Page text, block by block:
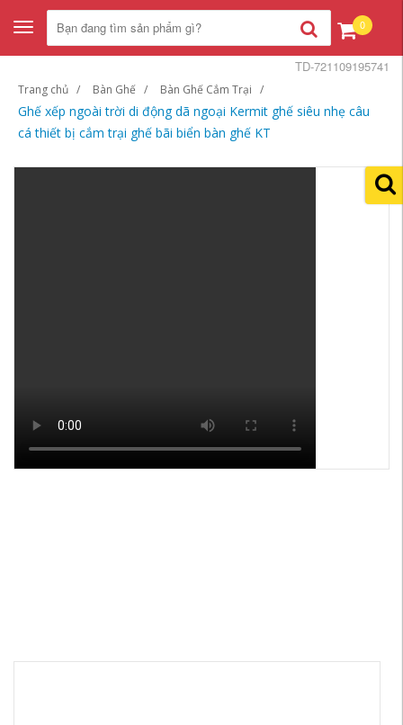
Toggle
navigation
0
Trang chủ Bàn Ghế Bàn Ghế Cắm Trại
Ghế xếp ngoài trời di động dã ngoại Kermit ghế siêu nhẹ câu
cá thiết bị cắm trại ghế bãi biển bàn ghế KT
TD-721109195741